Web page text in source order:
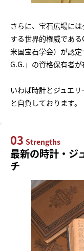
さらに、宝石広場に
する世界的権威であ
米国宝石学会）が認
G.G.」の資格保有者が
いわば時計とジュエ
と自負しております。
03 Strengths
最新の時計・ジ
チ